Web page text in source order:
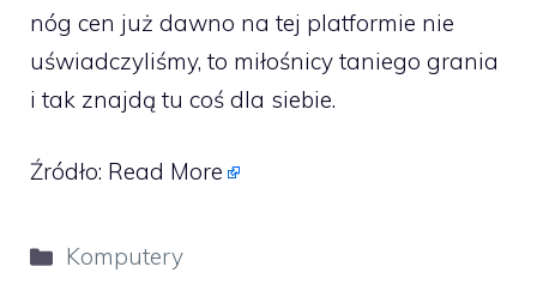
nóg cen już dawno na tej platformie nie
uświadczyliśmy, to miłośnicy taniego grania
i tak znajdą tu coś dla siebie.
Źródło: Read More
Kategorie
Komputery